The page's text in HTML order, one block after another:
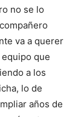
no se lo
va a querer
que
a los
lo de
años de